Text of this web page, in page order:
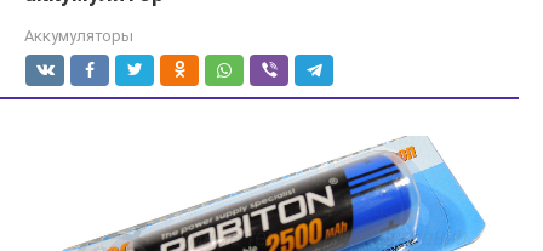
Аккумуляторы